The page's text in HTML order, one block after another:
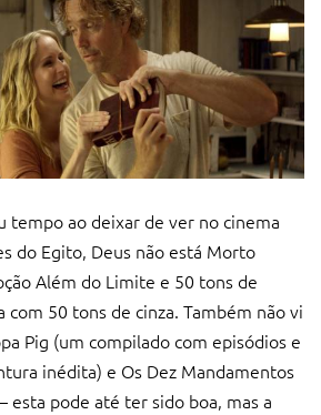
tempo ao deixar de ver no cinema
do Egito, Deus não está Morto
Além do Limite e 50 tons de
com 50 tons de cinza. Também não vi
Pig (um compilado com episódios e
inédita) e Os Dez Mandamentos
esta pode até ter sido boa, mas a